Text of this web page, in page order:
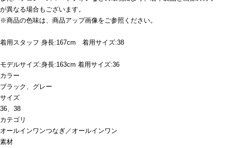
が異なる場合もございます。
※商品の色味は、商品アップ画像をご参照ください。
着用スタッフ 身長:167cm 着用サイズ:38
モデルサイズ:身長:163cm 着用サイズ:36
カラー
ブラック、グレー
サイズ
36、38
カテゴリ
オールインワンつなぎ／オールインワン
素材